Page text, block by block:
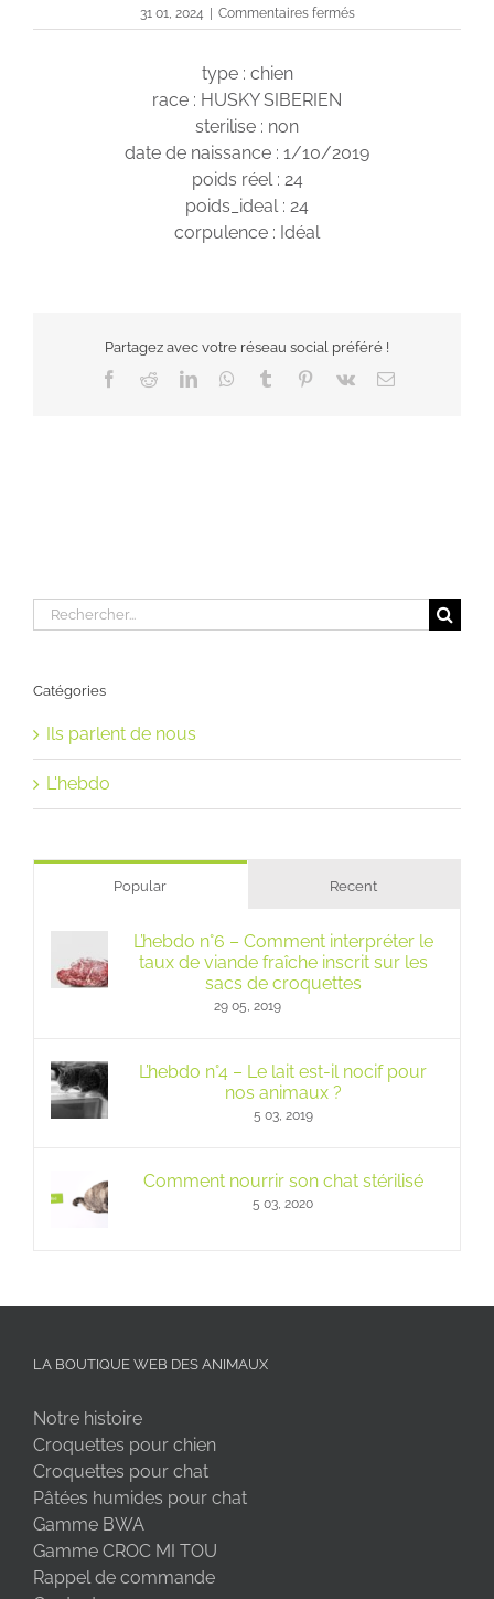
31 01, 2024 Commentaires ferméssur
Perle
type : chien
race : HUSKY SIBERIEN
sterilise : non
date de naissance : 1/10/2019
poids réel : 24
poids_ideal : 24
corpulence : Idéal
Partagez avec votre réseau social préféré !
Facebook
RedditLinkedInWhatsApp
Tumblr Pinterest
Vk Email
Rechercher:
Catégories
Ils parlent de nous
L'hebdo
Popular Recent
L’hebdo n°6 – Comment interpréter le
taux de viande fraîche inscrit sur les
sacs de croquettes
29 05, 2019
L’hebdo n°4 – Le lait est-il nocif pour
nos animaux ?
5 03, 2019
Comment nourrir son chat stérilisé
5 03, 2020
LA BOUTIQUE WEB DES ANIMAUX
Notre histoire
Croquettes pour chien
Croquettes pour chat
Pâtées humides pour chat
Gamme BWA
Gamme CROC MI TOU
Rappel de commande